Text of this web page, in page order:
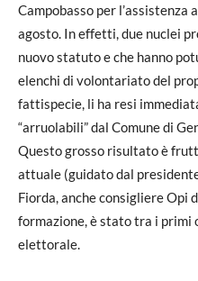
Campobasso per
agosto. In effetti, due nuclei
nuovo statuto e che hanno
elenchi di volontariato del
fattispecie, li ha resi
“arruolabili” dal Comune di
Questo grosso risultato è
attuale (guidato dal
Fiorda, anche consigliere Opi
formazione, è stato tra i
elettorale.